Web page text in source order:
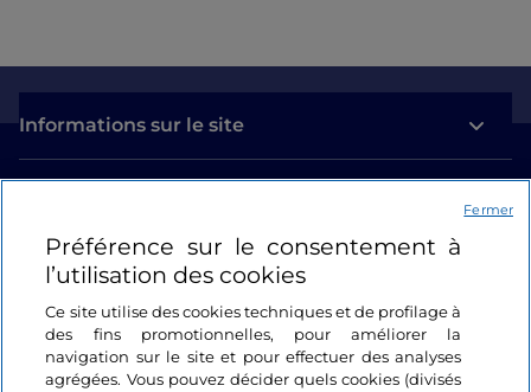
Informations sur le site
Se connecter
Suivez-nous
Préférence sur le consentement à
l’utilisation des cookies
Ce site utilise des cookies techniques et de profilage à
des fins promotionnelles, pour améliorer la
navigation sur le site et pour effectuer des analyses
agrégées. Vous pouvez décider quels cookies (divisés
Fermer